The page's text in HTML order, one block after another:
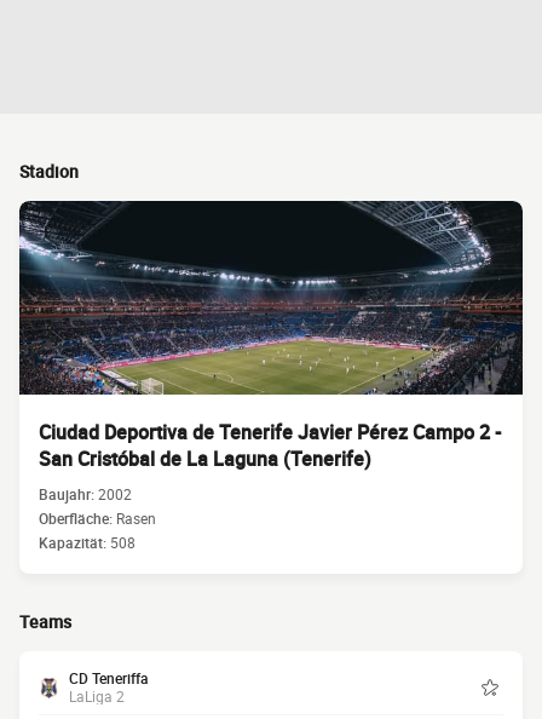
Stadion
Ciudad Deportiva de Tenerife Javier Pérez Campo 2 -
San Cristóbal de La Laguna (Tenerife)
Baujahr:2002
Oberfläche: Rasen
Kapazität: 508
Teams
CD Teneriffa
LaLiga 2